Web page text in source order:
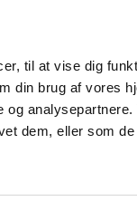
til at vise dig
din brug af vores
og
dem, eller som
Nyheder Om os
Apoteker og